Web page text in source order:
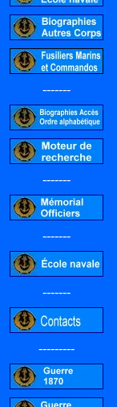
-------
-------
-------
-------
---------